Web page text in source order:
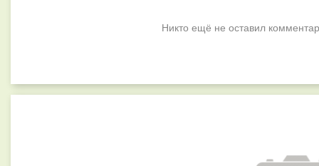
Никто ещё не оставил